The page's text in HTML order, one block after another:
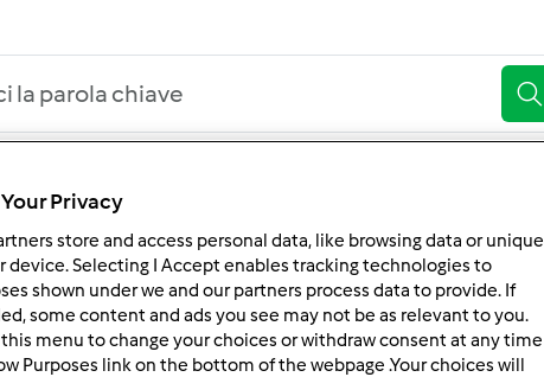
10
Privacy
store and access personal data, like browsing data or unique
device. Selecting I Accept enables tracking technologies to
shown under we and our partners process data to provide. If
some content and ads you see may not be as relevant to you.
menu to change your choices or withdraw consent at any time
Purposes link on the bottom of the webpage .Your choices will